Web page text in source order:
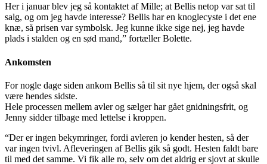
Her i januar blev jeg så kontaktet af Mille; at Bellis netop var sat til
salg, og om jeg havde interesse? Bellis har en knoglecyste i det ene
knæ, så prisen var symbolsk. Jeg kunne ikke sige nej, jeg havde
plads i stalden og en sød mand,” fortæller Bolette.
Ankomsten
For nogle dage siden ankom Bellis så til sit nye hjem, der også skal
være hendes sidste.
Hele processen mellem avler og sælger har gået gnidningsfrit, og
Jenny sidder tilbage med lettelse i kroppen.
“Der er ingen bekymringer, fordi avleren jo kender hesten, så der
var ingen tvivl. Afleveringen af Bellis gik så godt. Hesten faldt bare
til med det samme. Vi fik alle ro, selv om det aldrig er sjovt at skulle